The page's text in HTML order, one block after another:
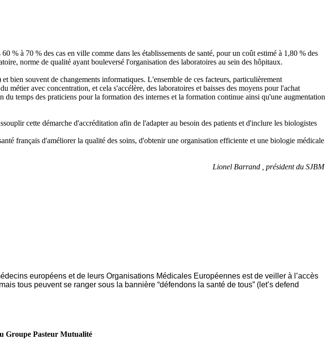
% à 70 % des cas en ville comme dans les établissements de santé, pour un coût estimé à 1,80 % des
norme de qualité ayant bouleversé l'organisation des laboratoires au sein des hôpitaux.
souvent de changements informatiques. L'ensemble de ces facteurs, particulièrement
avec concentration, et cela s'accélère, des laboratoires et baisses des moyens pour l'achat
temps des praticiens pour la formation des internes et la formation continue ainsi qu'une augmentation
cette démarche d'accréditation afin de l'adapter au besoin des patients et d'inclure les biologistes
français d'améliorer la qualité des soins, d'obtenir une organisation efficiente et une biologie médicale
Lionel Barrand , président du SJBM
européens et de leurs Organisations Médicales Européennes est de veiller à l’accès
tous peuvent se ranger sous la bannière “défendons la santé de tous” (let’s defend
Groupe Pasteur Mutualité